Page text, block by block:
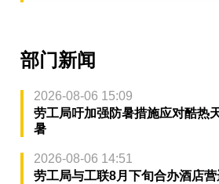
部门新闻
2026-08-06 15:09
劳工局吁加强防暑措施应对酷热
暑
2026-08-06 14:51
劳工局与工联8月下旬合办酒店